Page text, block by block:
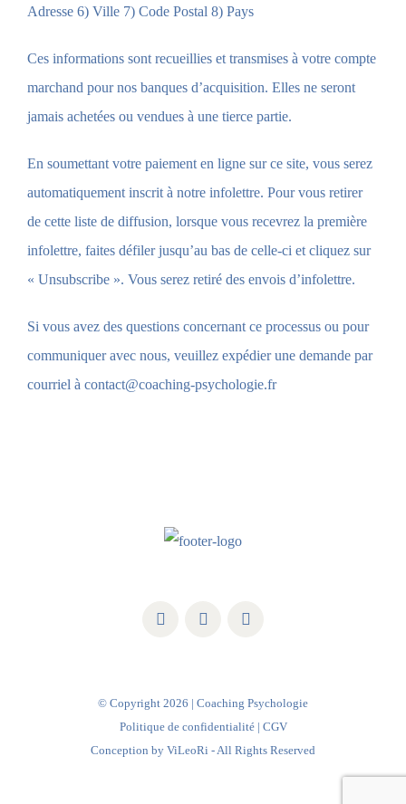
Adresse 6) Ville 7) Code Postal 8) Pays
Ces informations sont recueillies et transmises à votre compte
marchand pour nos banques d’acquisition. Elles ne seront
jamais achetées ou vendues à une tierce partie.
En soumettant votre paiement en ligne sur ce site, vous serez
automatiquement inscrit à notre infolettre. Pour vous retirer
de cette liste de diffusion, lorsque vous recevrez la première
infolettre, faites défiler jusqu’au bas de celle-ci et cliquez sur
« Unsubscribe ». Vous serez retiré des envois d’infolettre.
Si vous avez des questions concernant ce processus ou pour
communiquer avec nous, veuillez expédier une demande par
courriel à contact@coaching-psychologie.fr
© Copyright 2026 | Coaching Psychologie
Politique de confidentialité| CGV
Conception by ViLeoRi - All Rights Reserved